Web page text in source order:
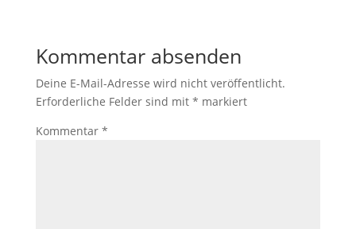
Kommentar absenden
Deine E-Mail-Adresse wird nicht veröffentlicht.
Erforderliche Felder sind mit * markiert
Kommentar *